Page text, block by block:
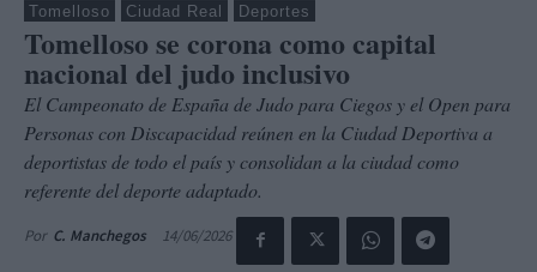
Tomelloso Ciudad Real Deportes
Tomelloso se corona como capital
nacional del judo inclusivo
El Campeonato de España de Judo para Ciegos y el Open para
Personas con Discapacidad reúnen en la Ciudad Deportiva a
deportistas de todo el país y consolidan a la ciudad como
referente del deporte adaptado.
Por C. Manchegos 14/06/2026